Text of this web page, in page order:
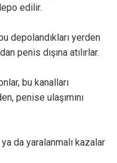
edilir.
depolandıkları yerden
penis dışına atılırlar.
bu kanalları
penise ulaşımını
da yaralanmalı kazalar